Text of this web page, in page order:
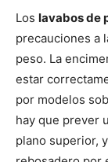
Los lavabos de
precauciones a
peso. La
estar
por modelos
hay que prever
plano superior,